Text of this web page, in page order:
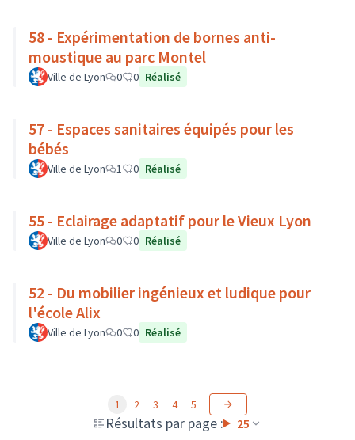
58 - Expérimentation de bornes anti-
moustique au parc Montel
Ville de Lyon 0 0 Réalisé
57 - Espaces sanitaires équipés pour les
bébés
Ville de Lyon 1 0 Réalisé
55 - Eclairage adaptatif pour le Vieux Lyon
Ville de Lyon 0 0 Réalisé
52 - Du mobilier ingénieux et ludique pour
l'école Alix
Ville de Lyon 0 0 Réalisé
Résultats par page : 25
1 2 3 4 5